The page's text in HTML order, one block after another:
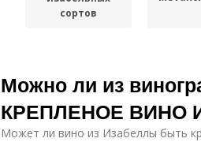
сортов
Можно ли из
КРЕПЛЕНОЕ ВИНО
Может ли вино из Изабеллы быть